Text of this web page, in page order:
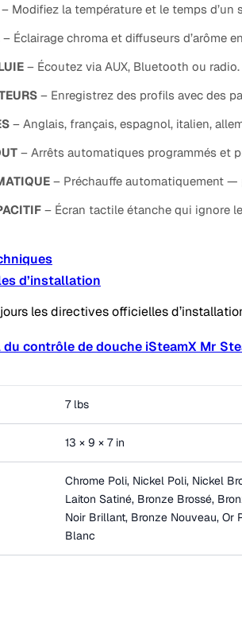
– Modifiez la température et le temps d’un
– Éclairage chroma et diffuseurs d’arôme
– Écoutez via AUX, Bluetooth ou radio.
– Enregistrez des profils avec des
– Anglais, français, espagnol, italien,
– Arrêts automatiques programmés et
– Préchauffe automatiquement —
– Écran tactile étanche qui ignore
d’installation
les directives officielles
contrôle de douche iSteamX Mr
7 lbs
13 × 9 × 7 in
Chrome Poli, Nickel Poli, Nickel
Laiton Satiné, Bronze Brossé,
Noir Brillant, Bronze Nouveau, Or
Blanc